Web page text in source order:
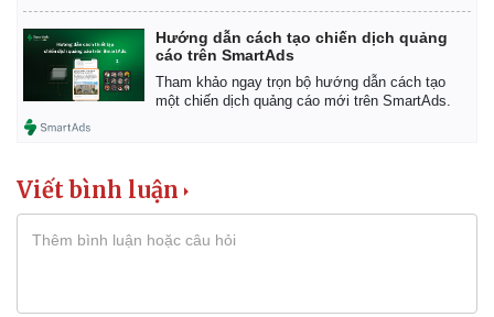
Hướng dẫn cách tạo chiến dịch quảng
cáo trên SmartAds
Tham khảo ngay trọn bộ hướng dẫn cách tạo
một chiến dịch quảng cáo mới trên SmartAds.
Viết bình luận